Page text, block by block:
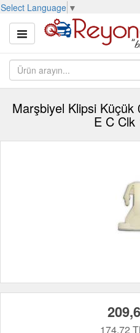
Select Language ▼
Marşbiyel Klipsi
E C Clk
174,72